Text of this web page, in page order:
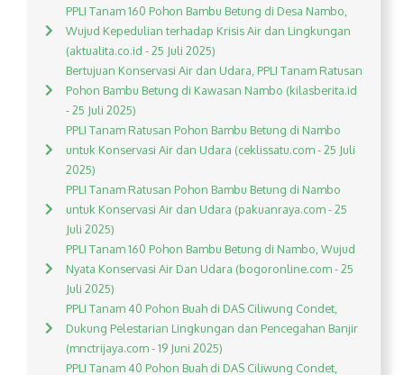
PPLI Tanam 160 Pohon Bambu Betung di Desa Nambo,
Wujud Kepedulian terhadap Krisis Air dan Lingkungan
(aktualita.co.id - 25 Juli 2025)
Bertujuan Konservasi Air dan Udara, PPLI Tanam Ratusan
Pohon Bambu Betung di Kawasan Nambo (kilasberita.id
- 25 Juli 2025)
PPLI Tanam Ratusan Pohon Bambu Betung di Nambo
untuk Konservasi Air dan Udara (ceklissatu.com - 25 Juli
2025)
PPLI Tanam Ratusan Pohon Bambu Betung di Nambo
untuk Konservasi Air dan Udara (pakuanraya.com - 25
Juli 2025)
PPLI Tanam 160 Pohon Bambu Betung di Nambo, Wujud
Nyata Konservasi Air Dan Udara (bogoronline.com - 25
Juli 2025)
PPLI Tanam 40 Pohon Buah di DAS Ciliwung Condet,
Dukung Pelestarian Lingkungan dan Pencegahan Banjir
(mnctrijaya.com - 19 Juni 2025)
PPLI Tanam 40 Pohon Buah di DAS Ciliwung Condet,